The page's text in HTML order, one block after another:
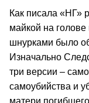
Как писала «НГ»
майкой на
шнурками было
Изначально
три версии –
самоубийства и
матери